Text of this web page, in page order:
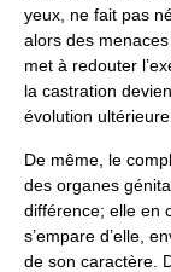
yeux, ne fait pas
alors des
met à redouter
la castration
évolution ultérieure.
De même, le
des organes
différence; elle en
s’empare d’elle,
de son caractère.